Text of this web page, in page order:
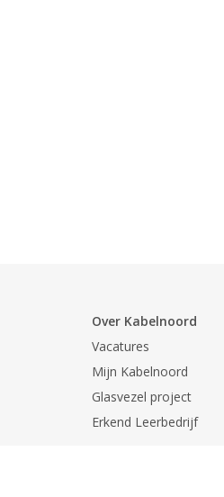
Over Kabelnoord
Vacatures
Mijn Kabelnoord
Glasvezel project
Erkend Leerbedrijf